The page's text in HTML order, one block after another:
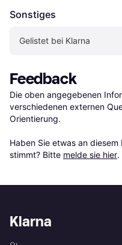
Sonstiges
Gelistet bei Klarna
Feedback
Die oben angegebenen
verschiedenen externen
Orientierung.
Haben Sie etwas an
stimmt? Bitte melde sie hier.
Klarna